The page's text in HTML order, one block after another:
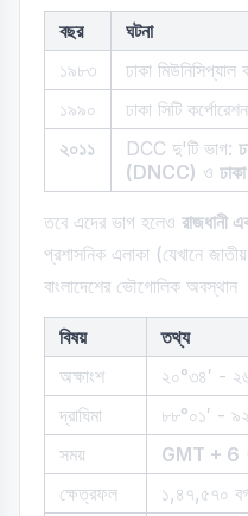
বছর
ঘটনা
১৯৮৩
ঢাকা মিউনিসিপ্যাল
১৯৯০
ঢাকা সিটি
২০১১
DCC দু'টি ভাগ:
(DNCC) ও
তবে এদের ভাগ হলেও রাজধানী
প্রশাসনিক এলাকা (যেখানে
বাংলাদেশের ভৌগোলিক অবস্থান
বিষয়
তথ্য
অক্ষাংশ
২০°৩৪′ -
দ্রাঘিমা
৮৮°০১′ -
সময়
GMT + 6
ক্ষেত্রফল
১,৪৭,৫৭০